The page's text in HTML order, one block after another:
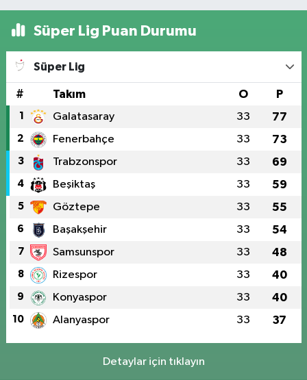
Süper Lig Puan Durumu
Süper Lig
# Takım O P
1 Galatasaray 33 77
2 Fenerbahçe 33 73
3 Trabzonspor 33 69
4 Beşiktaş 33 59
5 Göztepe 33 55
6 Başakşehir 33 54
7 Samsunspor 33 48
8 Rizespor 33 40
9 Konyaspor 33 40
10 Alanyaspor 33 37
Detaylar için tıklayın